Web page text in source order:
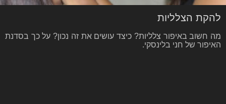
להקת הצלליות
מה חשוב באיפור צלליות? כיצד עושים את זה נכון? על כך בסדנת
האיפור של חני בלינסקי.